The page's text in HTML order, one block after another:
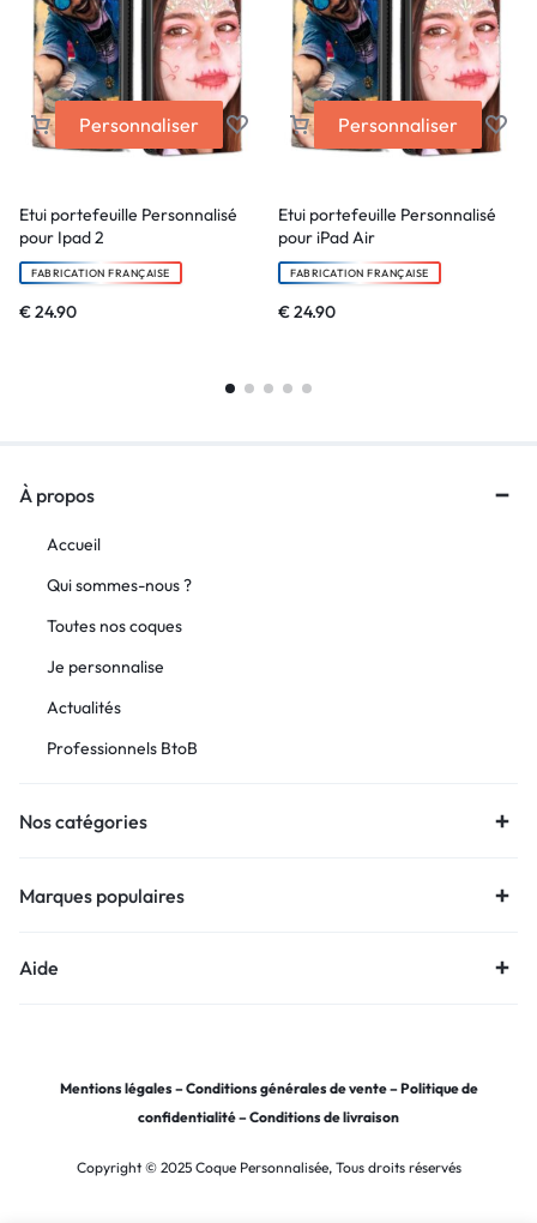
Personnaliser
Etui portefeuille Personnalisé
pour Ipad 2
FABRICATION FRANÇAISE
€24.90
Personnaliser
Etui portefeuille Personnalisé
pour iPad Air
FABRICATION FRANÇAISE
€24.90
À propos
Accueil
Qui sommes-nous ?
Toutes nos coques
Je personnalise
Actualités
Professionnels BtoB
Nos catégories
Marques populaires
Aide
Mentions légales –Conditions générales de vente–Politique de
confidentialité–Conditions de livraison
Copyright © 2025 Coque Personnalisée, Tous droits réservés